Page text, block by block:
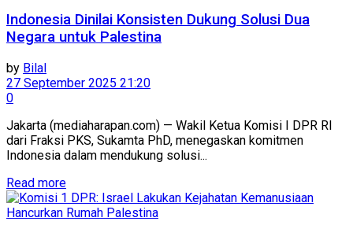
Indonesia Dinilai Konsisten Dukung Solusi Dua
Negara untuk Palestina
by Bilal
27 September 2025 21:20
0
Jakarta (mediaharapan.com) — Wakil Ketua Komisi I DPR RI
dari Fraksi PKS, Sukamta PhD, menegaskan komitmen
Indonesia dalam mendukung solusi...
Read more